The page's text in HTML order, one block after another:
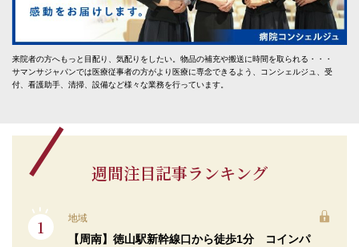
来院者の方へもっと目配り、気配りをしたい。物品の補充や搬送に時間を取られる・・・
サマンサジャパンでは医療従事者の方がより医療に専念できるよう、コンシェルジュ、受
付、看護助手、清掃、設備など様々な業務を行っています。
週間注目記事ランキング
地域
【周南】徳山駅新幹線口から徒歩1分 コインパ